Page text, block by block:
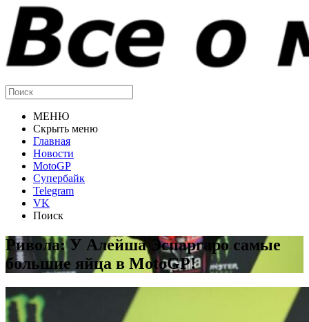
МЕНЮ
Скрыть меню
Главная
Новости
MotoGP
Супербайк
Telegram
VK
Поиск
Ривола: У Алейша Эспаргаро самые
большие яйца в MotoGP!